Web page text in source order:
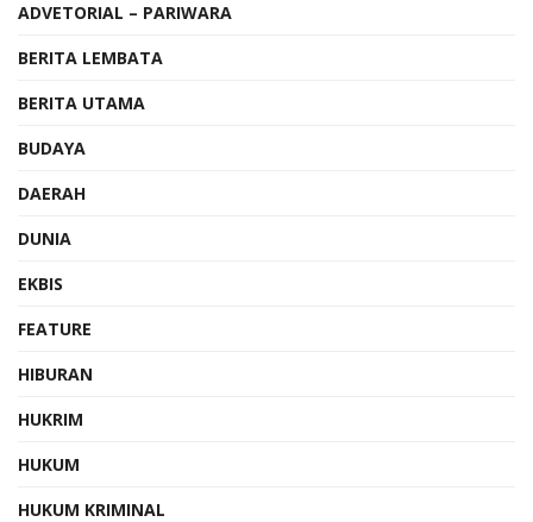
ADVETORIAL – PARIWARA
BERITA LEMBATA
BERITA UTAMA
BUDAYA
DAERAH
DUNIA
EKBIS
FEATURE
HIBURAN
HUKRIM
HUKUM
HUKUM KRIMINAL